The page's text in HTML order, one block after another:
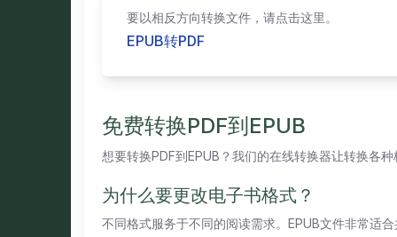
要以相反方向转换文件，请点击这里。
EPUB转PDF
免费转换PDF到EPUB
想要转换PDF到EPUB？我们的在线转换器让转换各
为什么要更改电子书格式？
不同格式服务于不同的阅读需求。EPUB文件非常适